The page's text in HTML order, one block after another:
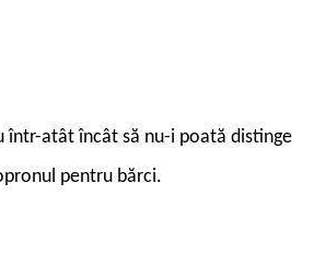
într-atât încât să nu-i poată distinge
pentru bărci.